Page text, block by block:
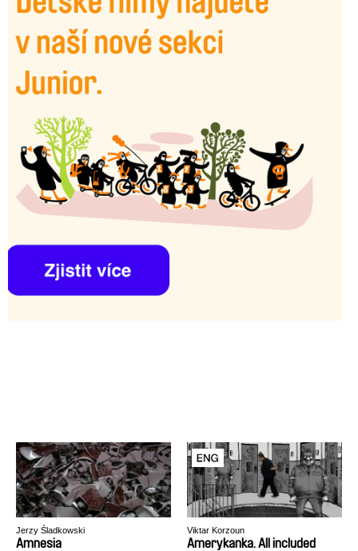
Jerzy Śladkowski
Amnesia
Viktar Korzoun
Amerykanka. All included